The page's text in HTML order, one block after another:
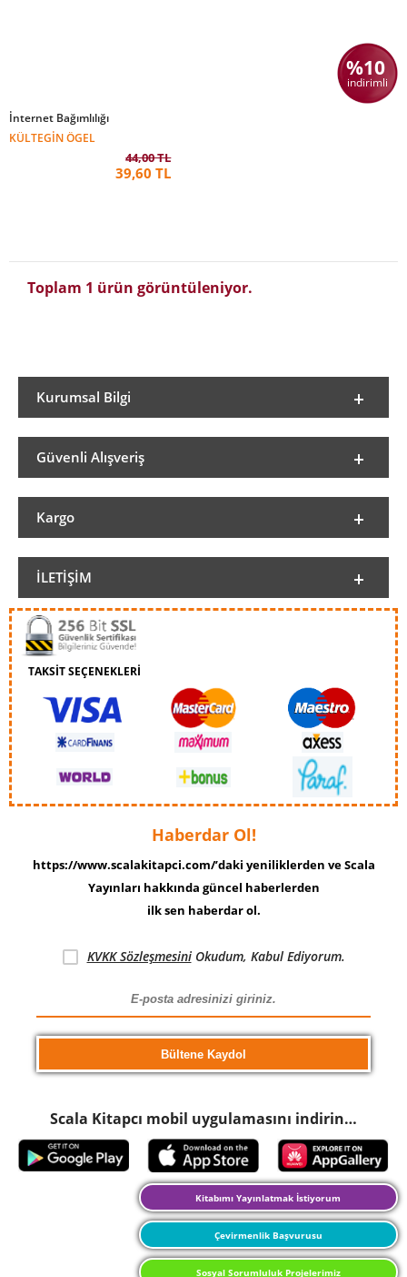
%10
indirimli
İnternet Bağımlılığı
KÜLTEGIN ÖGEL
44,00 TL
39,60 TL
Toplam 1 ürün görüntüleniyor.
Kurumsal Bilgi
Güvenli Alışveriş
Kargo
İLETIŞIM
TAKSİT SEÇENEKLERİ
Haberdar Ol!
https://www.scalakitapci.com/’daki yeniliklerden ve Scala
Yayınları hakkında güncel haberlerden
ilk sen haberdar ol.
KVKK SözleşmesiniOkudum, Kabul Ediyorum.
Scala Kitapcı mobil uygulamasını indirin…
Kitabımı Yayınlatmak İstiyorum
Çevirmenlik Başvurusu
Sosyal Sorumluluk Projelerimiz